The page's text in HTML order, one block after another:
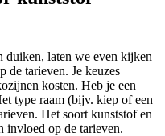
duiken, laten we even kijken
de tarieven. Je keuzes
kosten. Heb je een
type raam (bijv. kiep of een
Het soort kunststof en
invloed op de tarieven.